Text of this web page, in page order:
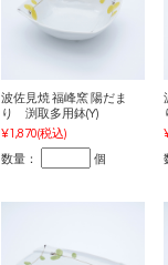
波佐見焼 福峰窯 陽だま
り 渕取多用鉢(Y)
¥1,870(税込)
数量： 個